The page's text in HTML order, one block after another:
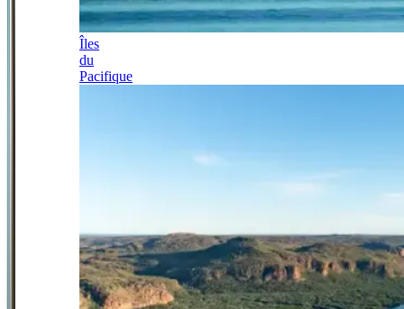
Îles
du
Pacifique